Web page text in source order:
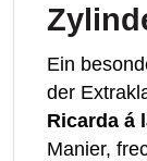
Ein
der
Ricarda á
Manier,